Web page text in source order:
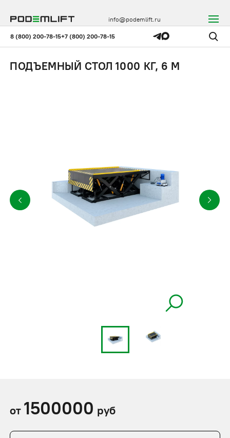
8 (800) 200-78-15+7 (800) 200-78-15
info@podemlift.ru
ПОДЪЕМНЫЙ СТОЛ 1000 КГ, 6 М
от 1500000 руб